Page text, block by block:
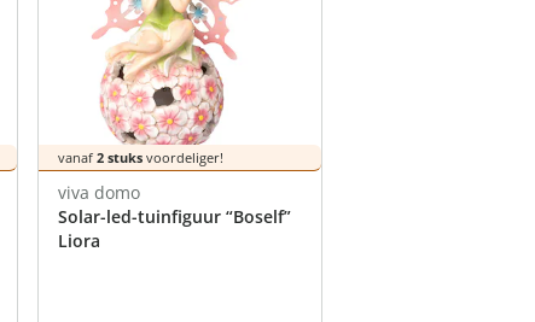
vanaf 2 stuks voordeliger!
viva domo
Solar-led-tuinfiguur “Boself”
Liora